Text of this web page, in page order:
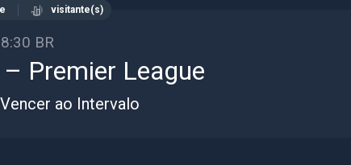
visitante(s)
BR
Premier League
ao Intervalo